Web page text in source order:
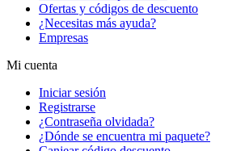
Ofertas y códigos de descuento
¿Necesitas más ayuda?
Empresas
Mi cuenta
Iniciar sesión
Registrarse
¿Contraseña olvidada?
¿Dónde se encuentra mi paquete?